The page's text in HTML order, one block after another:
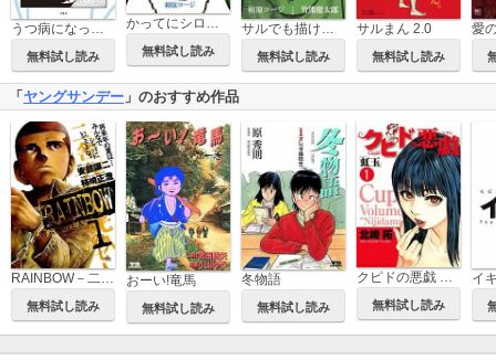
うつ病になってマンガが描けなくなりました
無料試し読み
かってにシロクマ
無料試し読み
サルでも描けるまんが教室 サルまん 21世紀愛蔵版
無料試し読み
サルまん 2.0
無料試し読み
愛
「 ヤングサンデー 」のおすすめ作品
無料試し読み
おーい!竜馬
無料試し読み
冬物語
無料試し読み
クピドの悪戯 「虹玉」
無料試し読み
イ